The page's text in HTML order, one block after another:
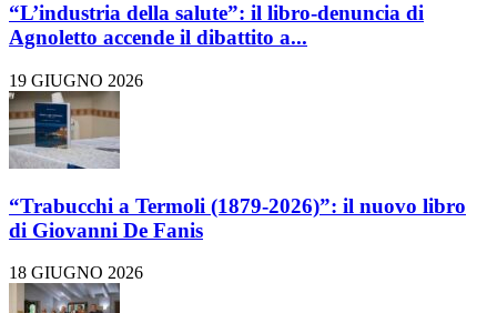
“L’industria della salute”: il libro-denuncia di
Agnoletto accende il dibattito a...
19 GIUGNO 2026
“Trabucchi a Termoli (1879-2026)”: il nuovo libro
di Giovanni De Fanis
18 GIUGNO 2026